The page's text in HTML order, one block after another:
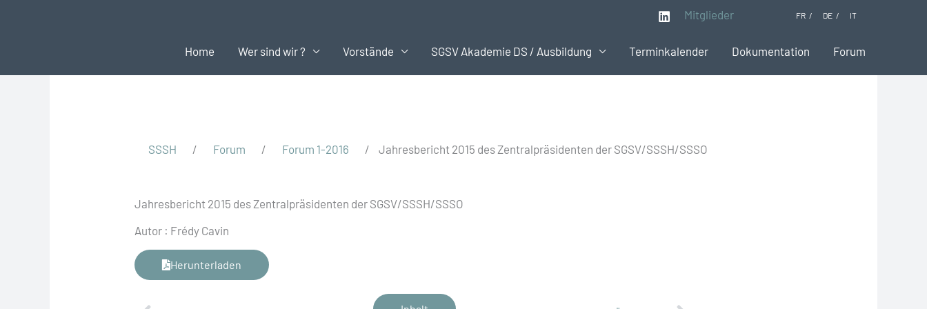
Mitglieder FR DE IT
Home Wer sind wir ? Vorstände SGSV Akademie DS / Ausbildung Terminkalender Dokumentation Forum
SSSH / Forum / Forum 1-2016 / Jahresbericht 2015 des Zentralpräsidenten der SGSV/SSSH/SSSO
Jahresbericht 2015 des Zentralpräsidenten der SGSV/SSSH/SSSO
Autor : Frédy Cavin
Herunterladen